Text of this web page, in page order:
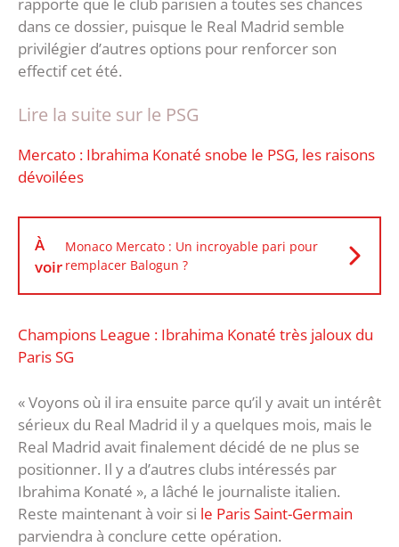
dans ce dossier, puisque le Real Madrid semble
privilégier d’autres options pour renforcer son
effectif cet été.
Lire la suite sur le PSG
Mercato : Ibrahima Konaté snobe le PSG, les raisons
dévoilées
À
voir
Monaco Mercato : Un incroyable pari pour
remplacer Balogun ?
Champions League : Ibrahima Konaté très jaloux du
Paris SG
« Voyons où il ira ensuite parce qu’il y avait un intérêt
sérieux du Real Madrid il y a quelques mois, mais le
Real Madrid avait finalement décidé de ne plus se
positionner. Il y a d’autres clubs intéressés par
Ibrahima Konaté », a lâché le journaliste italien.
Reste maintenant à voir si le Paris Saint-Germain
parviendra à conclure cette opération.